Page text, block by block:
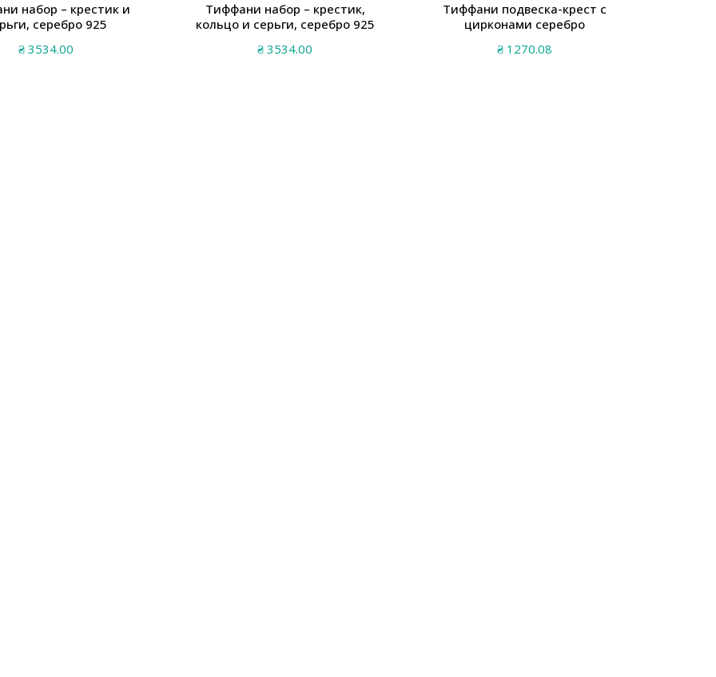
набор – крестик и
серебро 925
₴ 3534.00
Тиффани набор – крестик,
кольцо и серьги, серебро 925
₴ 3534.00
Тиффани подвеска-крест с
цирконами серебро
₴1270.08